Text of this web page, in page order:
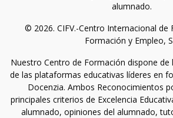
alumnado.
© 2026. CIFV.-Centro Internacional de
Formación y Empleo,
Nuestro Centro de Formación dispone de
de las plataformas educativas líderes en
Docenzia. Ambos Reconocimientos
principales criterios de Excelencia
alumnado, opiniones del alumnado,